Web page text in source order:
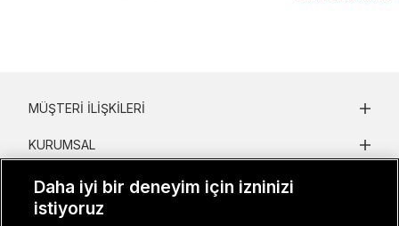
MÜŞTERI İLIŞKILERI
KURUMSAL
KADIN KATEGORILER
GRUP MARKALAR
Daha iyi bir deneyim için izninizi
istiyoruz